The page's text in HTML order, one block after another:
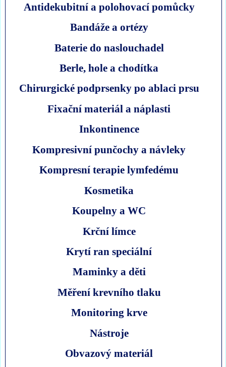
Antidekubitní a polohovací pomůcky
Bandáže a ortézy
Baterie do naslouchadel
Berle, hole a chodítka
Chirurgické podprsenky po ablaci prsu
Fixační materiál a náplasti
Inkontinence
Kompresivní punčochy a návleky
Kompresní terapie lymfedému
Kosmetika
Koupelny a WC
Krční límce
Krytí ran speciální
Maminky a děti
Měření krevního tlaku
Monitoring krve
Nástroje
Obvazový materiál